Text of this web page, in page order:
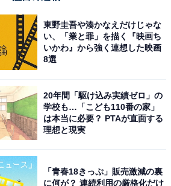
で方
水450mlを入れ、麺全体を水に浸
東野圭吾や湊かなえだけじゃな
い、「業と罪」を描く『映画ち
いかわ』から強く連想した映画
8選
20年間「駆け込み実績ゼロ」の
学校も…「こども110番の家」
は本当に必要？ PTAが直面する
理想と現実
「青春18きっぷ」販売激減の裏
に何が？ 連続利用の厳格化だけ